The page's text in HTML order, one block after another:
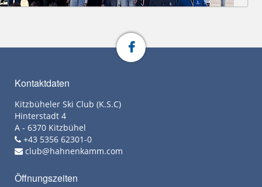
Kontaktdaten
Kitzbüheler Ski Club (K.S.C)
Hinterstadt 4
A - 6370 Kitzbühel
+43 5356 62301-0
club@hahnenkamm.com
Öffnungszeiten